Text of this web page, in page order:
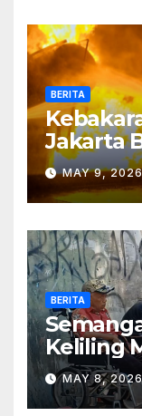
BERITA
Jakarta
Hari, Ini
MAY 9,
BERITA
Keliling
Tetap
Nafkah
MAY 8, 2026